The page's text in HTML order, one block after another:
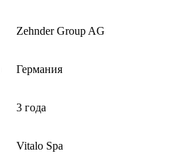
Zehnder Group AG
Германия
3 года
Vitalo Spa